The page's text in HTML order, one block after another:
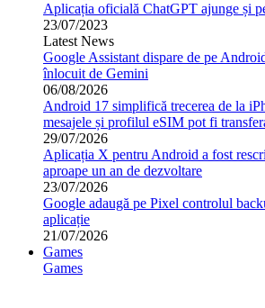
Aplicația oficială ChatGPT ajunge și
23/07/2023
Latest News
Google Assistant dispare de pe
înlocuit de Gemini
06/08/2026
Android 17 simplifică trecerea de la
mesajele și profilul eSIM pot fi
29/07/2026
Aplicația X pentru Android a fost
aproape un an de dezvoltare
23/07/2026
Google adaugă pe Pixel controlul
aplicație
21/07/2026
Games
Games